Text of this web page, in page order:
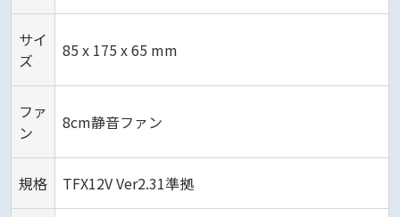
サイ
ズ
85 x 175 x 65 mm
ファ
ン
8cm静音ファン
規格 TFX12V Ver2.31準拠